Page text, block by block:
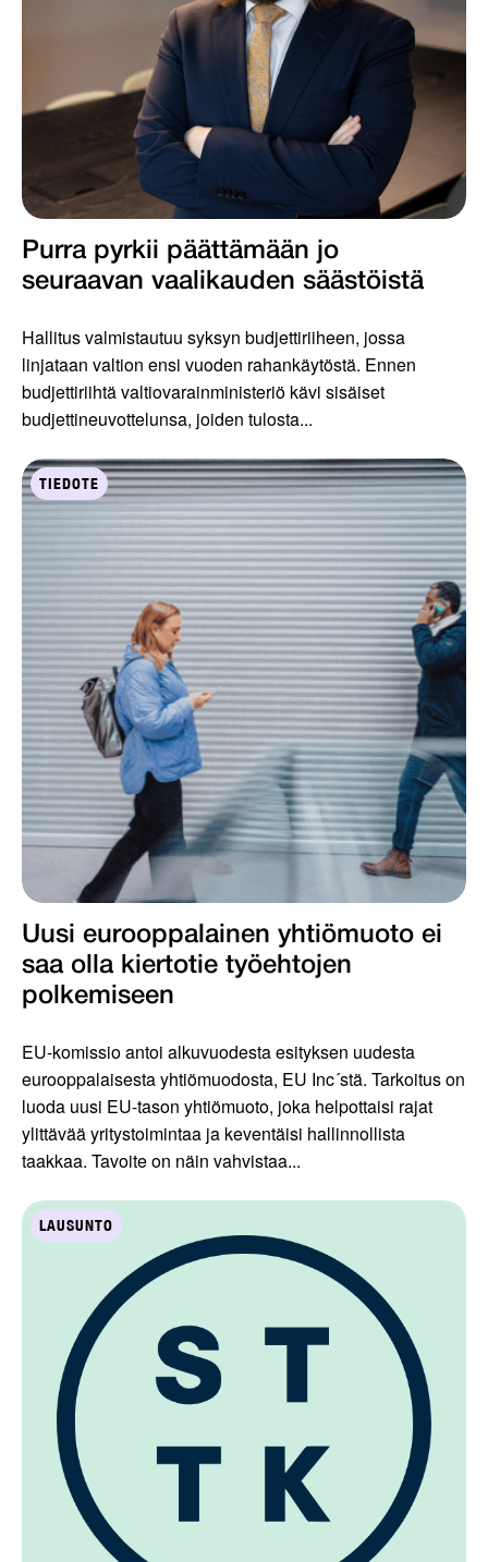
Purra pyrkii päättämään jo
seuraavan vaalikauden säästöistä
Hallitus valmistautuu syksyn budjettiriiheen, jossa
linjataan valtion ensi vuoden rahankäytöstä. Ennen
budjettiriihtä valtiovarainministeriö kävi sisäiset
budjettineuvottelunsa, joiden tulosta...
TIEDOTE
Uusi eurooppalainen yhtiömuoto ei
saa olla kiertotie työ­ehtojen
polkemiseen
EU-komissio antoi alkuvuodesta esityksen uudesta
eurooppalaisesta yhtiömuodosta, EU Inc´stä. Tarkoitus on
luoda uusi EU-tason yhtiömuoto, joka helpottaisi rajat
ylittävää yritystoimintaa ja keventäisi hallinnollista
taakkaa. Tavoite on näin vahvistaa...
LAUSUNTO